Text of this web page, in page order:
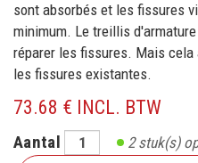
sont absorbés et les fissures
minimum. Le treillis
réparer les fissures. Mais
les fissures existantes.
73.68 € INCL. BTW
Aantal 2stuk(s)